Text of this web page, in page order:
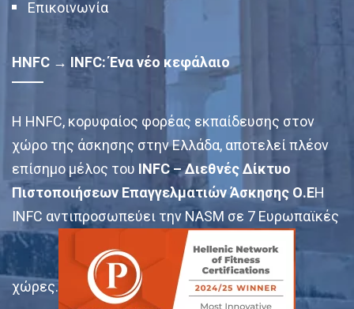
Επικοινωνία
HNFC → INFC: Ένα νέο κεφάλαιο
Η HNFC, κορυφαίος φορέας εκπαίδευσης στον
χώρο της άσκησης στην Ελλάδα, αποτελεί πλέον
επίσημο μέλος του INFC – Διεθνές Δίκτυο
Πιστοποιήσεων Επαγγελματιών Άσκησης Ο.ΕΗ
INFC αντιπροσωπεύει την NASM σε 7 Ευρωπαϊκές
χώρες.